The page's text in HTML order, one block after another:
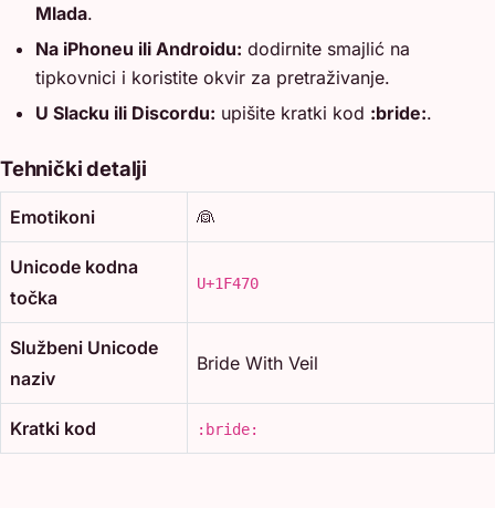
Mlada.
Na iPhoneu ili Androidu: dodirnite smajlić na
tipkovnici i koristite okvir za pretraživanje.
U Slacku ili Discordu: upišite kratki kod :bride:.
Tehnički detalji
Emotikoni 👰
Unicode kodna
točka
U+1F470
Službeni Unicode
naziv
Bride With Veil
Kratki kod :bride: